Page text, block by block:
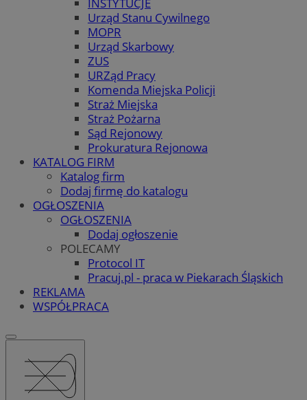
Urząd Stanu Cywilnego
MOPR
Urząd Skarbowy
ZUS
URZąd Pracy
Komenda Miejska Policji
Straż Miejska
Straż Pożarna
Sąd Rejonowy
Prokuratura Rejonowa
KATALOG FIRM
Katalog firm
Dodaj firmę do katalogu
OGŁOSZENIA
OGŁOSZENIA
Dodaj ogłoszenie
POLECAMY
Protocol IT
Pracuj.pl - praca w Piekarach Śląskich
REKLAMA
WSPÓŁPRACA